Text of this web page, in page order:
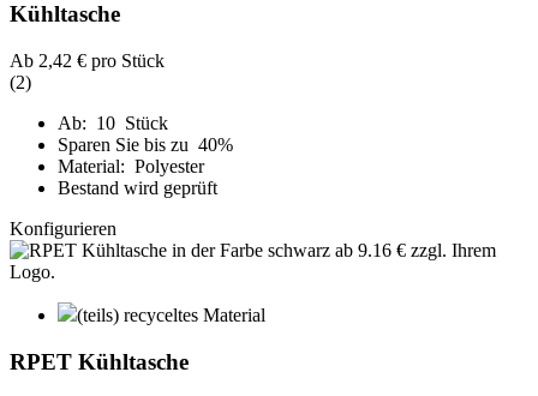
Kühltasche
Ab 2,42 € pro Stück
(2)
Ab: 10 Stück
Sparen Sie bis zu 40%
Material: Polyester
Bestand wird geprüft
Konfigurieren
(teils) recyceltes Material
RPET Kühltasche